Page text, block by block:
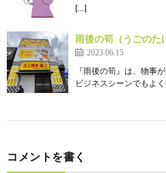
[…]
雨後の筍（うごのた
2023.06.15
『雨後の筍』は、物事
ビジネスシーンでもよ
コメントを書く